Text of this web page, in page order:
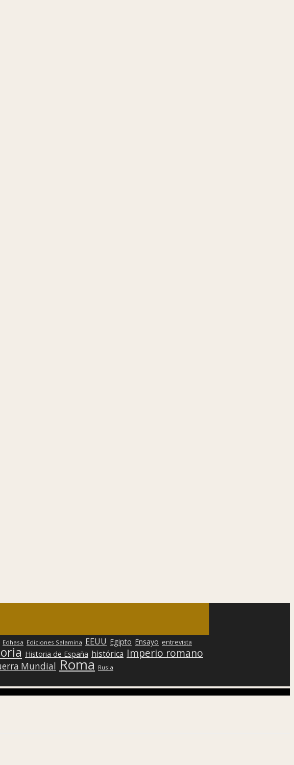
Edhasa Ediciones Salamina EEUU Egipto Ensayo entrevista
Historia de España histórica Imperio romano
Mundial Roma Rusia